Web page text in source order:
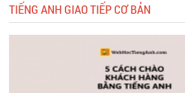
TIẾNG ANH GIAO TIẾP CƠ BẢN